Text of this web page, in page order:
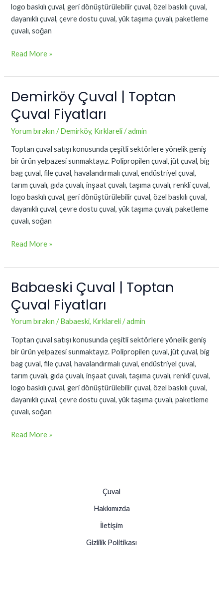
logo baskılı çuval, geri dönüştürülebilir çuval, özel baskılı çuval,
dayanıklı çuval, çevre dostu çuval, yük taşıma çuvalı, paketleme
çuvalı, soğan
Read More »
Demirköy Çuval | Toptan
Çuval Fiyatları
Yorum bırakın /Demirköy, Kırklareli/admin
Toptan çuval satışı konusunda çeşitli sektörlere yönelik geniş
bir ürün yelpazesi sunmaktayız. Polipropilen çuval, jüt çuval, big
bag çuval, file çuval, havalandırmalı çuval, endüstriyel çuval,
tarım çuvalı, gıda çuvalı, inşaat çuvalı, taşıma çuvalı, renkli çuval,
logo baskılı çuval, geri dönüştürülebilir çuval, özel baskılı çuval,
dayanıklı çuval, çevre dostu çuval, yük taşıma çuvalı, paketleme
çuvalı, soğan
Demirköy
|
Toptan
Fiyatları
Read More »
Babaeski Çuval | Toptan
Çuval Fiyatları
Yorum bırakın /Babaeski, Kırklareli/admin
Toptan çuval satışı konusunda çeşitli sektörlere yönelik geniş
bir ürün yelpazesi sunmaktayız. Polipropilen çuval, jüt çuval, big
bag çuval, file çuval, havalandırmalı çuval, endüstriyel çuval,
tarım çuvalı, gıda çuvalı, inşaat çuvalı, taşıma çuvalı, renkli çuval,
logo baskılı çuval, geri dönüştürülebilir çuval, özel baskılı çuval,
dayanıklı çuval, çevre dostu çuval, yük taşıma çuvalı, paketleme
çuvalı, soğan
Babaeski
|
Toptan
Fiyatları
Read More »
Çuval
Hakkımızda
İletişim
Gizlilik Politikası